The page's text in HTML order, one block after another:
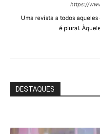
https://
Uma revista a todos
é plural.
DESTAQUES